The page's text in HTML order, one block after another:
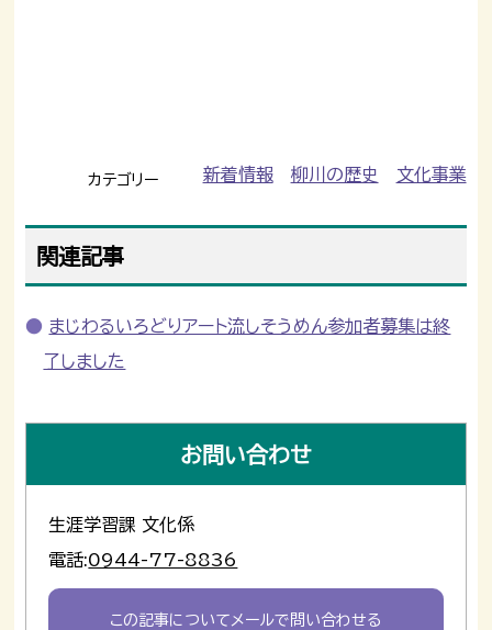
カテゴリー 新着情報 柳川の歴史 文化事業
関連記事
まじわるいろどりアート流しそうめん参加者募集は終
了しました
お問い合わせ
生涯学習課 文化係
電話:0944-77-8836
この記事についてメールで問い合わせる